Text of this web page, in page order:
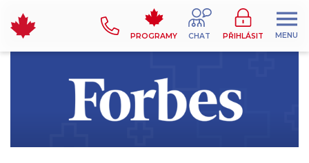
PROGRAMY CHAT PŘIHLÁSIT MENU